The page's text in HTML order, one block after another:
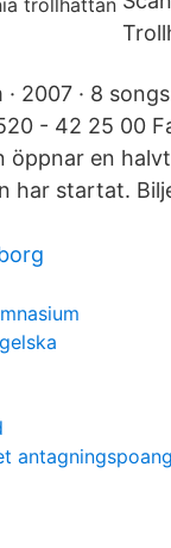
· 2007 · 8
- 42 25 00
öppnar en
har startat.
antagningspoang